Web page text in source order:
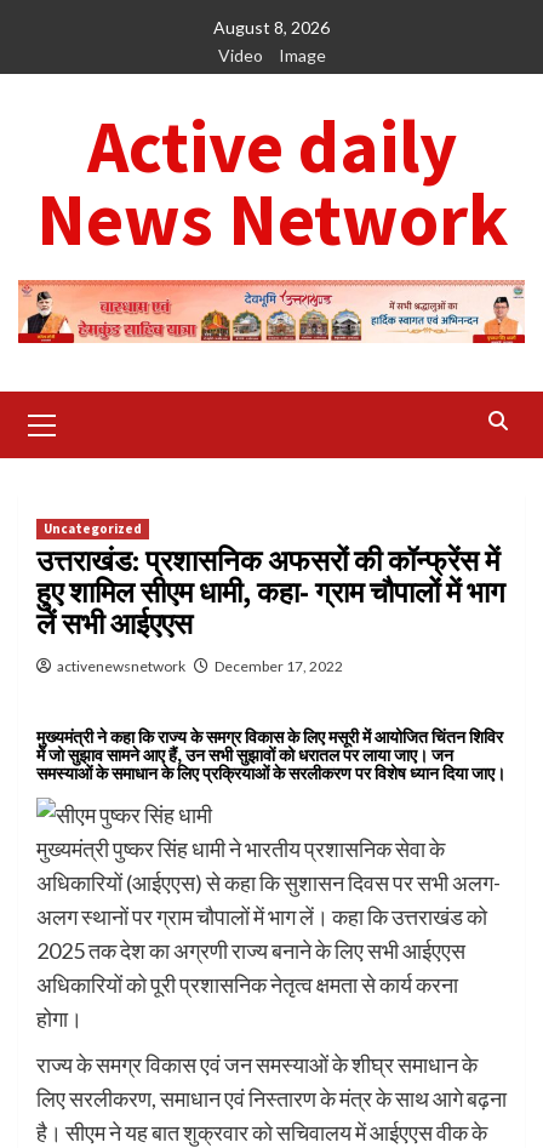
content
August 8, 2026
Video
Image
Active daily
News Network
Menu
Uncategorized
उत्तराखंड: प्रशासनिक अफसरों की कॉन्फ्रेंस में
हुए शामिल सीएम धामी, कहा- ग्राम चौपालों में भाग
लें सभी आईएएस
activenewsnetwork December 17, 2022
मुख्यमंत्री ने कहा कि राज्य के समग्र विकास के लिए मसूरी में आयोजित चिंतन शिविर
में जो सुझाव सामने आए हैं, उन सभी सुझावों को धरातल पर लाया जाए। जन
समस्याओं के समाधान के लिए प्रक्रियाओं के सरलीकरण पर विशेष ध्यान दिया जाए।
मुख्यमंत्री पुष्कर सिंह धामी ने भारतीय प्रशासनिक सेवा के
अधिकारियों (आईएएस) से कहा कि सुशासन दिवस पर सभी अलग-
अलग स्थानों पर ग्राम चौपालों में भाग लें। कहा कि उत्तराखंड को
2025 तक देश का अग्रणी राज्य बनाने के लिए सभी आईएएस
अधिकारियों को पूरी प्रशासनिक नेतृत्व क्षमता से कार्य करना
होगा।
राज्य के समग्र विकास एवं जन समस्याओं के शीघ्र समाधान के
लिए सरलीकरण, समाधान एवं निस्तारण के मंत्र के साथ आगे बढ़ना
है। सीएम ने यह बात शुक्रवार को सचिवालय में आईएएस वीक के